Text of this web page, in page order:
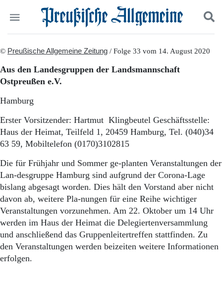
Start
Wer wir sind
Aktuelle Ausgabe
Abonnenten-Login
Abonnent werden
Politik
Wirtschaft
Geschichte
Ostpreußen
Pommern
Berlin-Brandenburg
Schlesien
Danzig und Westpreußen
Bücher
Suchen und finden
© Preußische Allgemeine Zeitung / Folge 33 vom 14. August 2020
Aus den Landesgruppen der Landsmannschaft
Ostpreußen e.V.
Hamburg
Erster Vorsitzender: Hartmut Klingbeutel Geschäftsstelle:
Haus der Heimat, Teilfeld 1, 20459 Hamburg, Tel. (040)34
63 59, Mobiltelefon (0170)3102815
Die für Frühjahr und Sommer ge-planten Veranstaltungen der
Lan-desgruppe Hamburg sind aufgrund der Corona-Lage
bislang abgesagt worden. Dies hält den Vorstand aber nicht
davon ab, weitere Pla-nungen für eine Reihe wichtiger
Veranstaltungen vorzunehmen. Am 22. Oktober um 14 Uhr
werden im Haus der Heimat die Delegiertenversammlung
und anschließend das Gruppenleitertreffen stattfinden. Zu
den Veranstaltungen werden beizeiten weitere Informationen
erfolgen.